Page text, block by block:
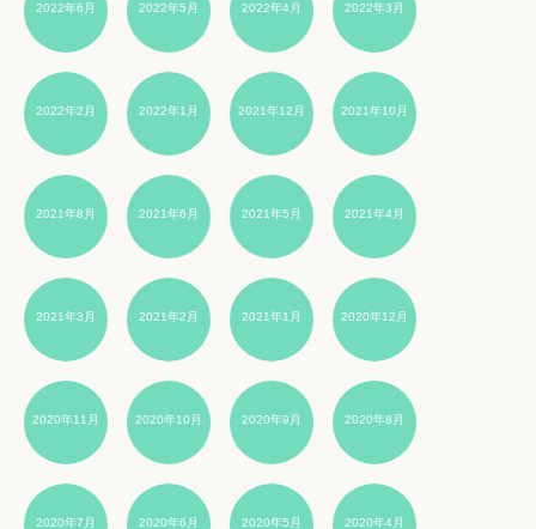
2022年6月 2022年5月 2022年4月 2022年3月
2022年2月 2022年1月 2021年12月 2021年10月
2021年8月 2021年6月 2021年5月 2021年4月
2021年3月 2021年2月 2021年1月 2020年12月
2020年11月 2020年10月 2020年9月 2020年8月
2020年7月 2020年6月 2020年5月 2020年4月